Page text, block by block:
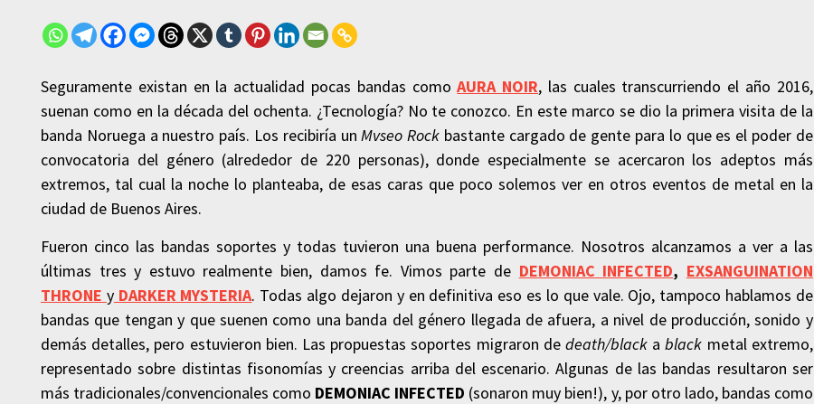
Seguramente existan en la actualidad pocas bandas comoAURA NOIR, las cuales transcurriendo el año 2016,
suenan como en la década del ochenta. ¿Tecnología? No te conozco. En este marco se dio la primera visita de la
banda Noruega a nuestro país. Los recibiría unMvseo Rock bastante cargado de gente para lo que es el poder de
convocatoria del género (alrededor de 220 personas), donde especialmente se acercaron los adeptos más
extremos, tal cual la noche lo planteaba, de esas caras que poco solemos ver en otros eventos de metal en la
ciudad de Buenos Aires.
Fueron cinco las bandas soportes y todas tuvieron una buena performance. Nosotros alcanzamos a ver a las
últimas tres y estuvo realmente bien, damos fe. Vimos parte de DEMONIAC INFECTED, EXSANGUINATION
THRONE yDARKER MYSTERIA. Todas algo dejaron y en definitiva eso es lo que vale. Ojo, tampoco hablamos de
bandas que tengan y que suenen como una banda del género llegada de afuera, a nivel de producción, sonido y
demás detalles, pero estuvieron bien. Las propuestas soportes migraron de death/black ablack metal extremo,
representado sobre distintas fisonomías y creencias arriba del escenario. Algunas de las bandas resultaron ser
más tradicionales/convencionales como DEMONIAC INFECTED (sonaron muy bien!), y, por otro lado, bandas como